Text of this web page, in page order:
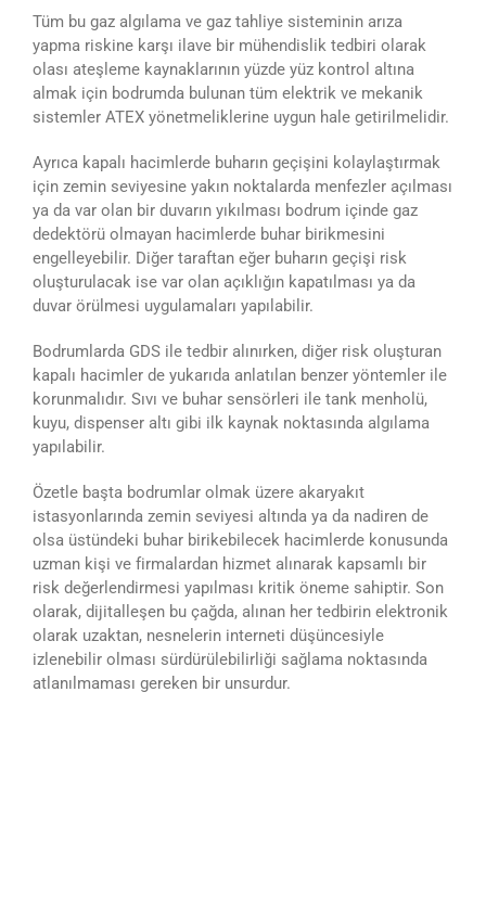
Tüm bu gaz algılama ve gaz tahliye sisteminin arıza
yapma riskine karşı ilave bir mühendislik tedbiri olarak
olası ateşleme kaynaklarının yüzde yüz kontrol altına
almak için bodrumda bulunan tüm elektrik ve mekanik
sistemler ATEX yönetmeliklerine uygun hale getirilmelidir.
Ayrıca kapalı hacimlerde buharın geçişini kolaylaştırmak
için zemin seviyesine yakın noktalarda menfezler açılması
ya da var olan bir duvarın yıkılması bodrum içinde gaz
dedektörü olmayan hacimlerde buhar birikmesini
engelleyebilir. Diğer taraftan eğer buharın geçişi risk
oluşturulacak ise var olan açıklığın kapatılması ya da
duvar örülmesi uygulamaları yapılabilir.
Bodrumlarda GDS ile tedbir alınırken, diğer risk oluşturan
kapalı hacimler de yukarıda anlatılan benzer yöntemler ile
korunmalıdır. Sıvı ve buhar sensörleri ile tank menholü,
kuyu, dispenser altı gibi ilk kaynak noktasında algılama
yapılabilir.
Özetle başta bodrumlar olmak üzere akaryakıt
istasyonlarında zemin seviyesi altında ya da nadiren de
olsa üstündeki buhar birikebilecek hacimlerde konusunda
uzman kişi ve firmalardan hizmet alınarak kapsamlı bir
risk değerlendirmesi yapılması kritik öneme sahiptir. Son
olarak, dijitalleşen bu çağda, alınan her tedbirin elektronik
olarak uzaktan, nesnelerin interneti düşüncesiyle
izlenebilir olması sürdürülebilirliği sağlama noktasında
atlanılmaması gereken bir unsurdur.